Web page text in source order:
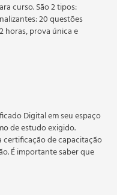
mandamentos
mellitus
curso. São 2 tipos:
20 questões
horas, prova única e
objetivas, as quais
referente a todo o
ser feitos dentro do
60%para a conclusão e
Em caso de reprovação,
dentro do período do
não possuem nova
Digital em seu espaço
de estudo exigido.
certificação de capacitação
É importante saber que
de cursos técnicos ou
assumir